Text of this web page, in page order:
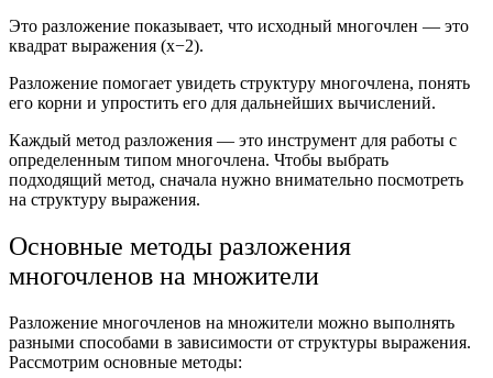
Это разложение показывает, что исходный многочлен — это
квадрат выражения (x−2).
Разложение помогает увидеть структуру многочлена, понять
его корни и упростить его для дальнейших вычислений.
Каждый метод разложения — это инструмент для работы с
определенным типом многочлена. Чтобы выбрать
подходящий метод, сначала нужно внимательно посмотреть
на структуру выражения.
Основные методы разложения
многочленов на множители
Разложение многочленов на множители можно выполнять
разными способами в зависимости от структуры выражения.
Рассмотрим основные методы: